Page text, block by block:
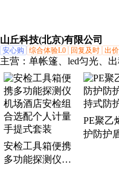
山丘科技(北京)有限公司
安心购 综合体验L0 回复及时 出
主营： 单帐篷、led匀光、
门、安检x光机、寒区睡袋
图板、睡袋信封、救灾帐篷
勘察灯、强光探照灯、环
具背包、木乃伊睡袋、闪
反光衣、瞄准检查镜、户
安检工具箱便携
多功能探测仪机
PE聚乙
护防护